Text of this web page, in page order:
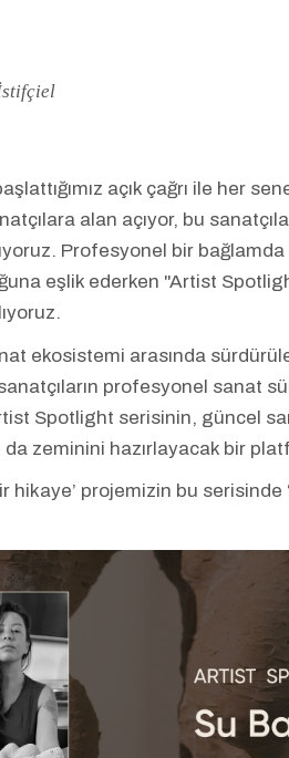
açık çağrı ile her
alan açıyor, bu
Profesyonel bir
eşlik ederken "Artist
ekosistemi arasında
profesyonel sanat
Spotlight serisinin, güncel
zeminini hazırlayacak bir
hikaye’ projemizin bu